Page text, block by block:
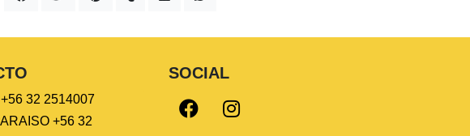
+56 32 2514007
+56 32
SOCIAL